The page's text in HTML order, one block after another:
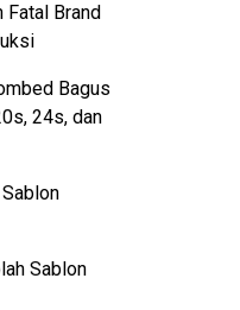
Fatal Brand
Bagus
24s, dan
Sablon